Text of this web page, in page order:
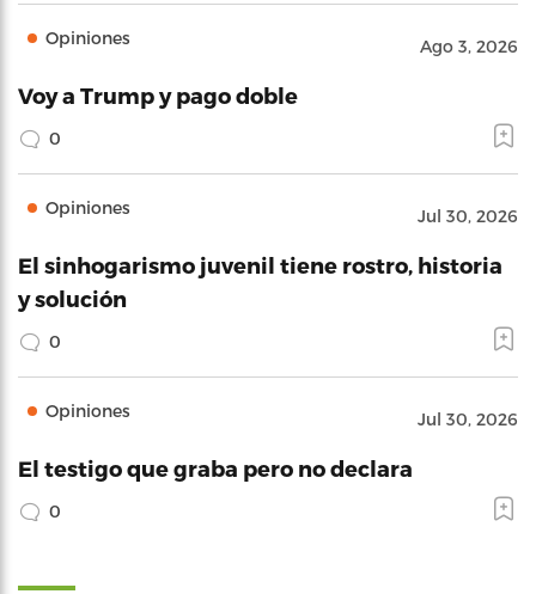
Opiniones Ago 3, 2026
Voy a Trump y pago doble
0
Opiniones Jul 30, 2026
El sinhogarismo juvenil tiene rostro, historia
y solución
0
Opiniones Jul 30, 2026
El testigo que graba pero no declara
0